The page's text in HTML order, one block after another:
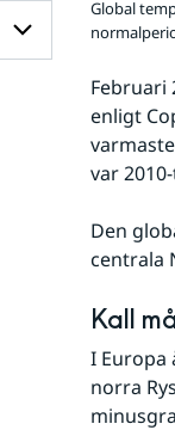
Framtidens
klimat
Undersidor
för
Klimatanpassning
Undersidor
Klimatarbetet
Global
Februari
enligt
var
Den
centrala
Kall
I Europa
norra